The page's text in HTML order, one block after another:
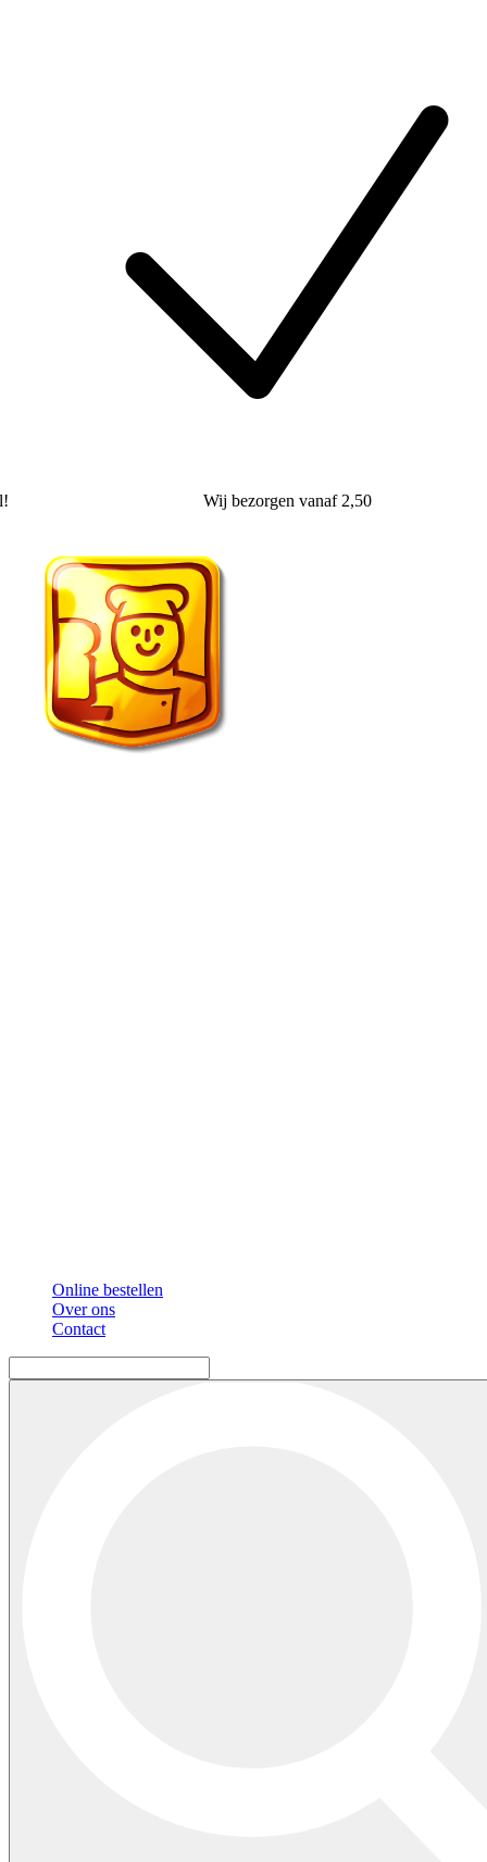
Wij bezorgen vanaf 2,50
Online bestellen
Over ons
Contact